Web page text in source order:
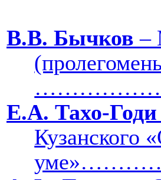
В.В. Бычков –
Е.А. Тахо-Годи
Кузанского